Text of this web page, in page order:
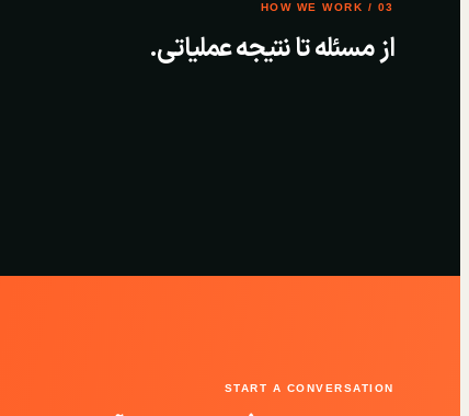
03 / HOW WE WORK
از مسئله تا نتیجه عملیاتی.
START A CONVERSATION